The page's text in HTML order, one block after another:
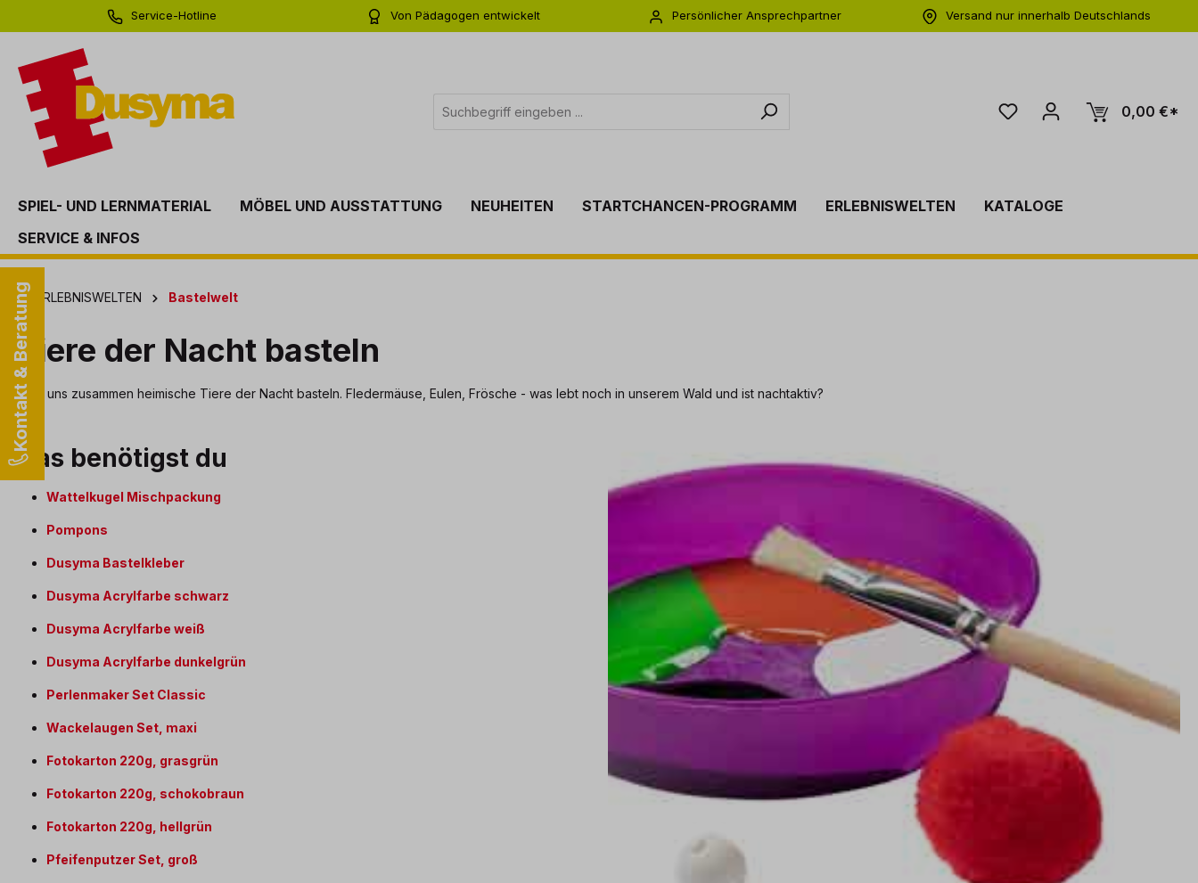
Zur Hauptnavigation springen
Service-Hotline
Von Pädagogen entwickelt
Persönlicher Ansprechpartner
Versand nur innerhalb Deutschlands
0,00 €*
SPIEL- UND LERNMATERIAL MÖBEL UND AUSSTATTUNG NEUHEITEN STARTCHANCEN-PROGRAMM ERLEBNISWELTEN
KATALOGE
SERVICE & INFOS
Kontakt & Beratung ERLEBNISWELTEN Bastelwelt
Tiere der Nacht basteln
Lass uns zusammen heimische Tiere der Nacht basteln. Fledermäuse, Eulen, Frösche - was lebt noch in unserem Wald und ist nachtaktiv?
Das benötigst du
Wattelkugel Mischpackung
Pompons
Dusyma Bastelkleber
Dusyma Acrylfarbe schwarz
Dusyma Acrylfarbe weiß
Dusyma Acrylfarbe dunkelgrün
Perlenmaker Set Classic
Wackelaugen Set, maxi
Fotokarton 220g, grasgrün
Fotokarton 220g, schokobraun
Fotokarton 220g, hellgrün
Pfeifenputzer Set, groß